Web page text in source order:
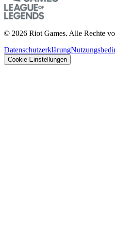
© 2026 Riot Games. Alle Rechte
Datenschutzerklärung
Cookie-Einstellungen